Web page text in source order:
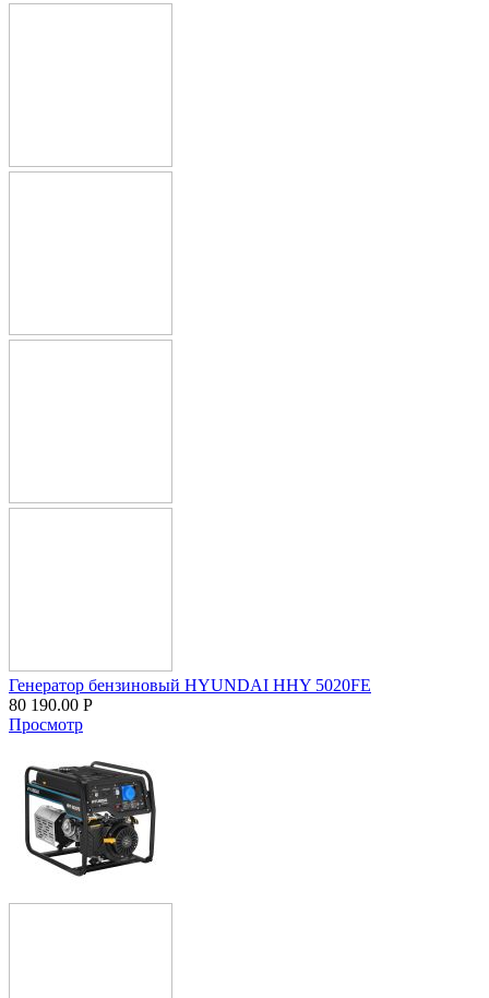
Генератор бензиновый HYUNDAI HHY 5020FE
80 190.00 Р
Просмотр